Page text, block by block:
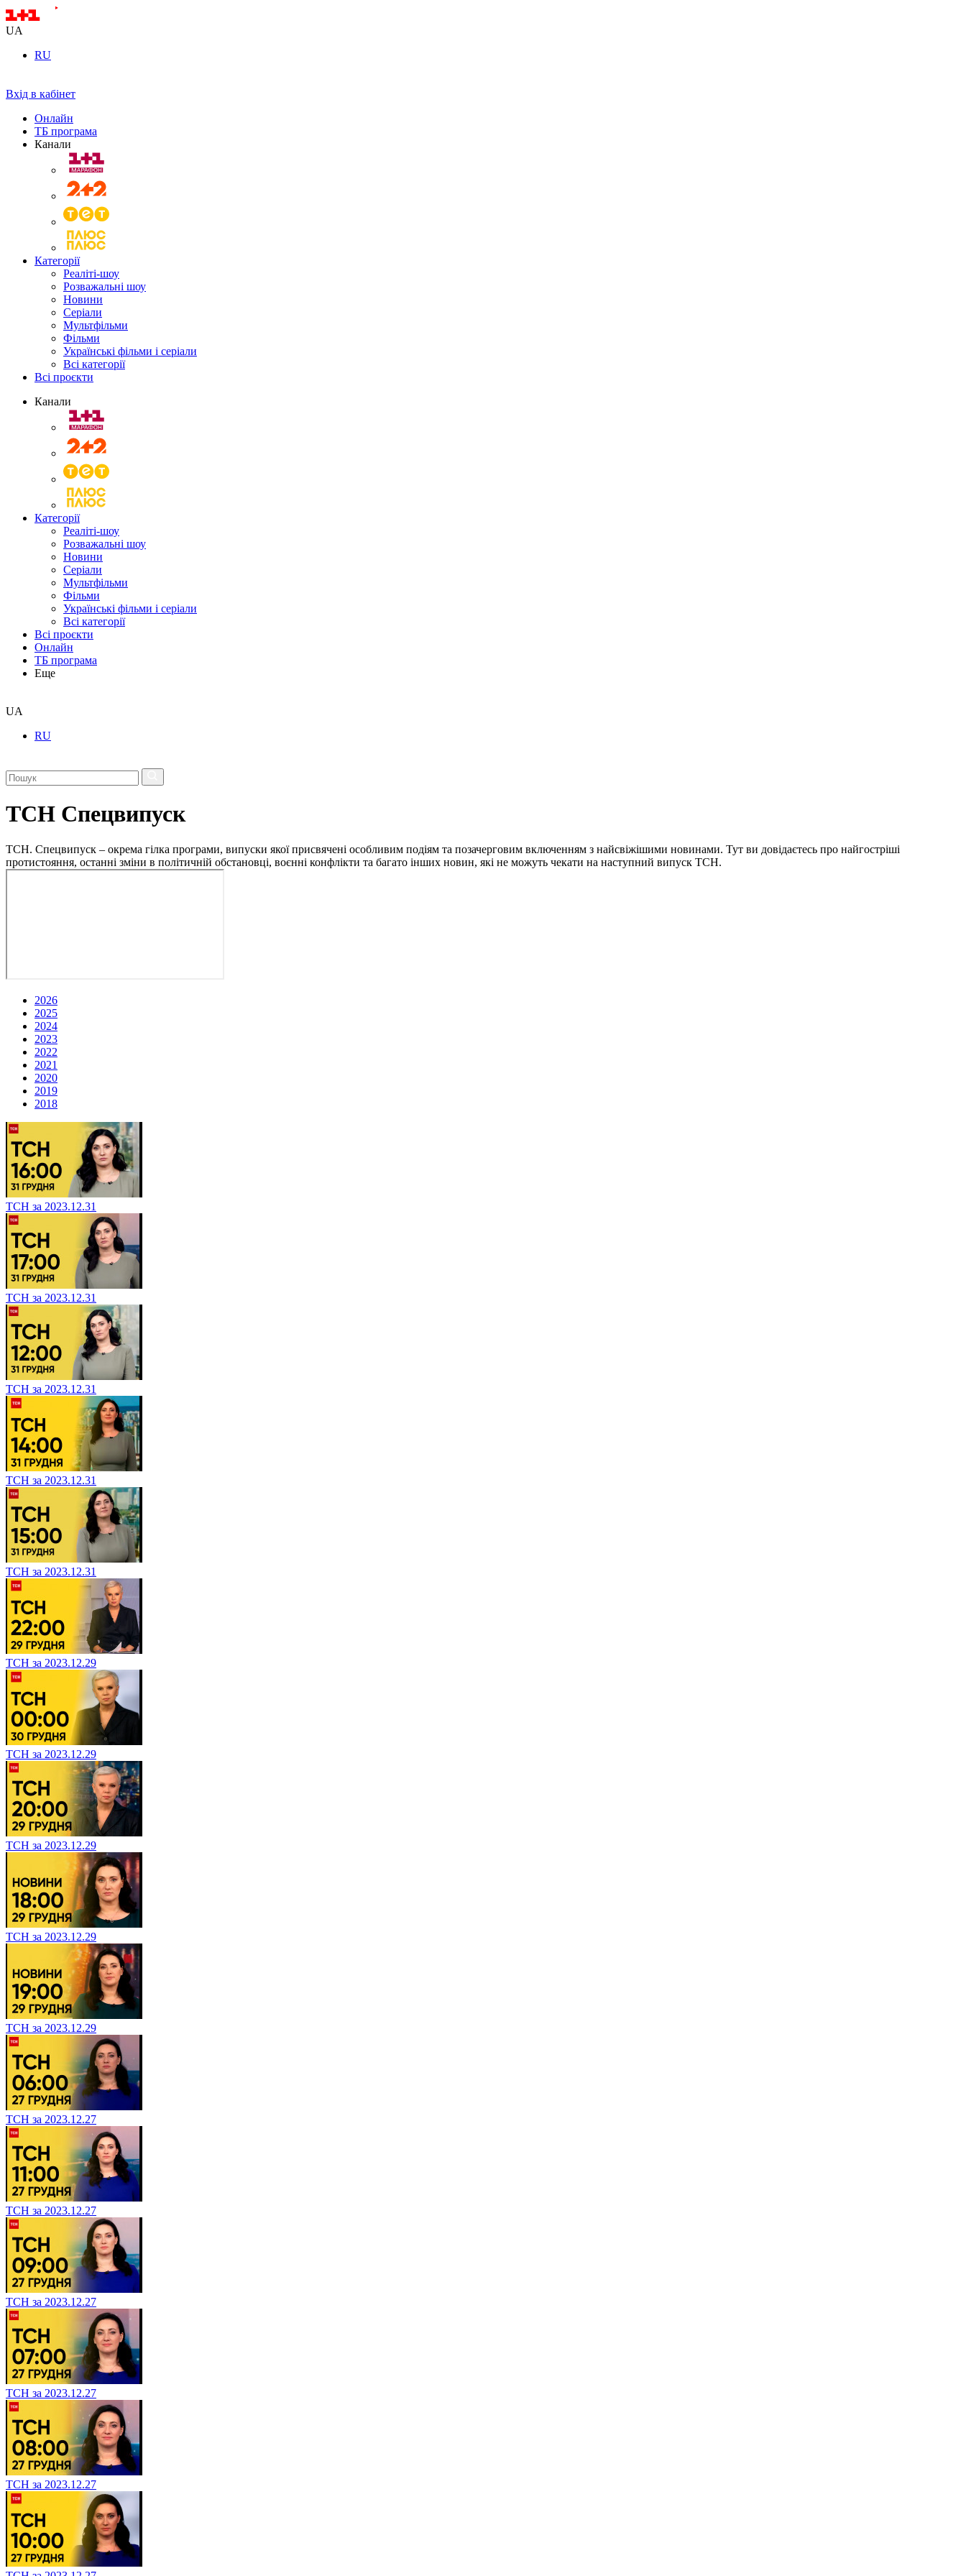
UA
RU
Вхід в кабінет
Онлайн
ТБ програма
Канали
Категорії
Реаліті-шоу
Розважальні шоу
Новини
Серіали
Мультфільми
Фільми
Українські фільми і серіали
Всі категорії
Всі проєкти
Канали
Категорії
Реаліті-шоу
Розважальні шоу
Новини
Серіали
Мультфільми
Фільми
Українські фільми і серіали
Всі категорії
Всі проєкти
Онлайн
ТБ програма
Еще
UA
RU
ТСН Спецвипуск
ТСН. Спецвипуск – окрема гілка програми, випуски якої присвячені особливим подіям та позачерговим включенням з найсвіжішими новинами. Тут ви довідаєтесь про найгостріші
протистояння, останні зміни в політичній обстановці, воєнні конфлікти та багато інших новин, які не можуть чекати на наступний випуск ТСН.
2026
2025
2024
2023
2022
2021
2020
2019
2018
ТСН за 2023.12.31
ТСН за 2023.12.31
ТСН за 2023.12.31
ТСН за 2023.12.31
ТСН за 2023.12.31
ТСН за 2023.12.29
ТСН за 2023.12.29
ТСН за 2023.12.29
ТСН за 2023.12.29
ТСН за 2023.12.29
ТСН за 2023.12.27
ТСН за 2023.12.27
ТСН за 2023.12.27
ТСН за 2023.12.27
ТСН за 2023.12.27